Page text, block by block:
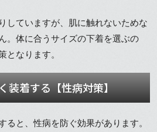
していますが、肌に触れないためな
。体に合うサイズの下着を選ぶの
となります。
装着する【性病対策】
ると、性病を防ぐ効果があります。